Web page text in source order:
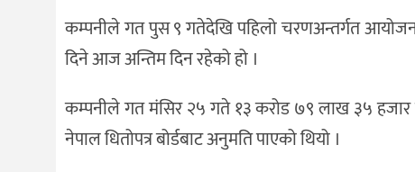
कम्पनीले गत पुस ९ गतेदेखि पहिलो चरणअन्तर्गत आयोजना
दिने आज अन्तिम दिन रहेको हो ।
कम्पनीले गत मंसिर २५ गते १३ करोड ७९ लाख ३५ हजार
नेपाल धितोपत्र बोर्डबाट अनुमति पाएको थियो ।